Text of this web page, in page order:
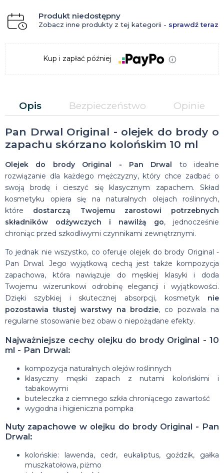
Produkt niedostępny
Zobacz inne produkty z tej kategorii - sprawdź teraz
Kup i zapłać później
Opis Bezpieczeństwo Opinie
Pan Drwal Original - olejek do brody o
zapachu skórzano kolońskim 10 ml
Olejek do brody Original - Pan Drwal to idealne
rozwiązanie dla każdego mężczyzny, który chce zadbać o
swoją brodę i cieszyć się klasycznym zapachem. Skład
kosmetyku opiera się na naturalnych olejach roślinnych,
które dostarczą Twojemu zarostowi potrzebnych
składników odżywczych i nawilżą go, jednocześnie
chroniąc przed szkodliwymi czynnikami zewnętrznymi.
To jednak nie wszystko, co oferuje olejek do brody Original -
Pan Drwal. Jego wyjątkową cechą jest także kompozycja
zapachowa, która nawiązuje do męskiej klasyki i doda
Twojemu wizerunkowi odrobinę elegancji i wyjątkowości.
Dzięki szybkiej i skutecznej absorpcji, kosmetyk nie
pozostawia tłustej warstwy na brodzie, co pozwala na
regularne stosowanie bez obaw o niepożądane efekty.
Najważniejsze cechy olejku do brody Original - 10
ml - Pan Drwal:
kompozycja naturalnych olejów roślinnych
klasyczny męski zapach z nutami kolońskimi i
tabakowymi
buteleczka z ciemnego szkła chroniącego zawartość
wygodna i higieniczna pompka
Nuty zapachowe w olejku do brody Original - Pan
Drwal:
kolońskie: lawenda, cedr, eukaliptus, goździk, gałka
muszkatołowa, piżmo